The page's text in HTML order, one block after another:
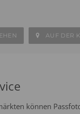
AUF DER
können